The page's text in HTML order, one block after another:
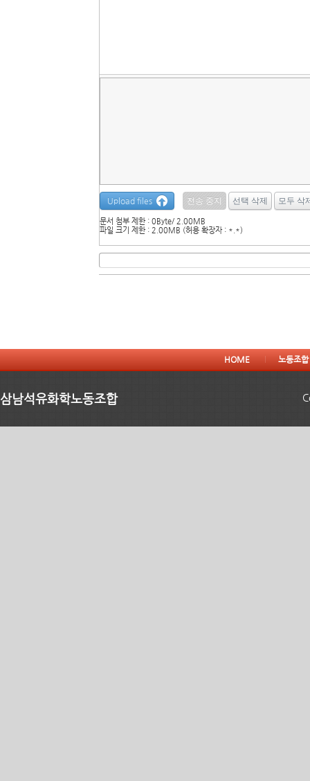
Upload files
문서 첨부 제한 : 0Byte/ 2.00MB
파일 크기 제한 : 2.00MB (허용 확장자 : *.*)
HOME 노동조합
삼남석유화학노동조합